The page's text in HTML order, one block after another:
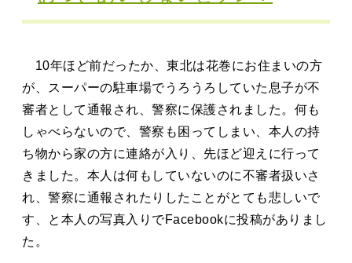
でんぱた
ぷかぷかさんと
お知らせ ぷかぷか日記
アクセス 採用情報
お問い合わせ
10年ほど前だったか、東北は花巻にお住まいの方
が、スーパーの駐車場でうろうろしていた息子が不
審者として通報され、警察に保護されました。何も
しゃべらないので、警察も困ってしまい、本人の持
ち物から家の方に連絡が入り、先ほど迎えに行って
きました。本人は何もしていないのに不審者扱いさ
れ、警察に通報されたりしたことがとても悲しいで
す、と本人の写真入りでFacebookに投稿がありまし
た。